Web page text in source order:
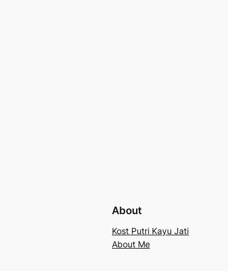
About
Kost Putri Kayu Jati
About Me